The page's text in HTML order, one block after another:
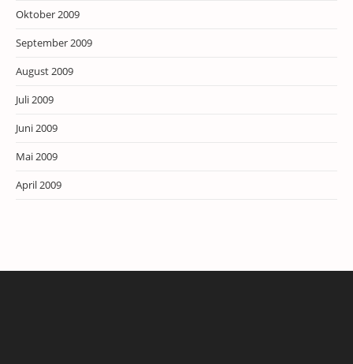
Oktober 2009
September 2009
August 2009
Juli 2009
Juni 2009
Mai 2009
April 2009